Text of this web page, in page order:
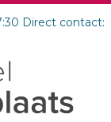
Direct contact: